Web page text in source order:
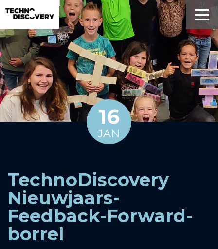
16
JAN
TechnoDiscovery
Nieuwjaars-
Feedback-Forward-
borrel